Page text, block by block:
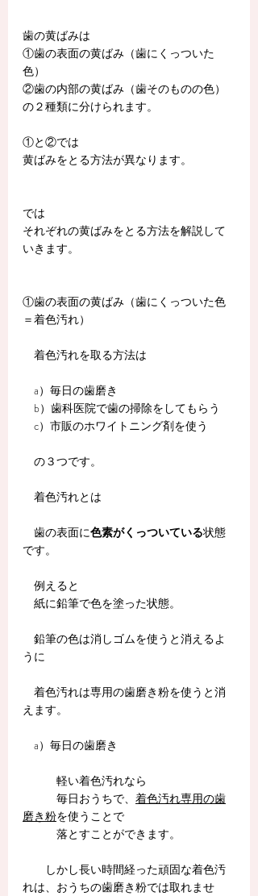
歯の黄ばみは
①歯の表面の黄ばみ（歯にくっついた
色）
②歯の内部の黄ばみ（歯そのものの色）
の２種類に分けられます。
①と②では
黄ばみをとる方法が異なります。
では
それぞれの黄ばみをとる方法を解説して
いきます。
①歯の表面の黄ばみ（歯にくっついた色
＝着色汚れ）
着色汚れを取る方法は
a）毎日の歯磨き
b）歯科医院で歯の掃除をしてもらう
c）市販のホワイトニング剤を使う
の３つです。
着色汚れとは
歯の表面に色素がくっついている状態
です。
例えると
紙に鉛筆で色を塗った状態。
鉛筆の色は消しゴムを使うと消えるよ
うに
着色汚れは専用の歯磨き粉を使うと消
えます。
​　a）毎日の歯磨き
軽い着色汚れなら
毎日おうちで、 着色汚れ専用の歯
磨き粉を使うことで
落とすことができます。
しかし長い時間経った頑固な着色汚
れは、おうちの歯磨き粉では取れませ